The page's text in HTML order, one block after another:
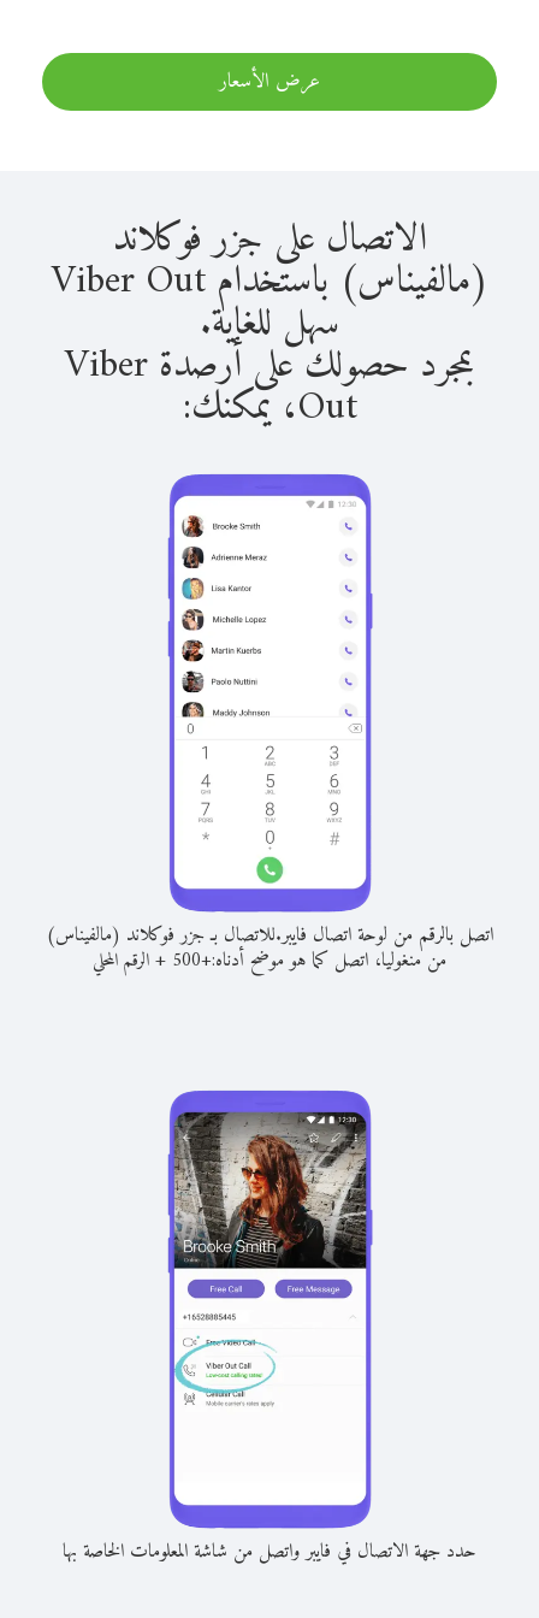
عرض الأسعار
الاتصال على جزر فوكلاند
(مالفيناس) باستخدام Viber Out
سهل للغاية.
بمجرد حصولك على أرصدة Viber
Out، يمكنك:
اتصل بالرقم من لوحة اتصال فايبر.للاتصال بـ جزر فوكلاند (مالفيناس)
من منغوليا، اتصل كما هو موضح أدناه:+
500
+الرقم المحلي
حدد جهة الاتصال في فايبر واتصل من شاشة المعلومات الخاصة بها